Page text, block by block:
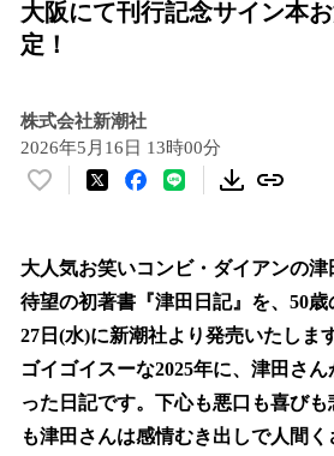
大阪にて刊行記念サイン本
定！
株式会社新潮社
2026年5月16日 13時00分
い
！
数
を
読
み
込
み
中
大人気お笑いコンビ・ダイアンの
待望の初著書『津田日記』を、50歳
27日(水)に新潮社より発売いたしま
ゴイゴイスーな2025年に、津田さ
った日記です。下心も悪口も喜び
も津田さんは感情むき出しで人間